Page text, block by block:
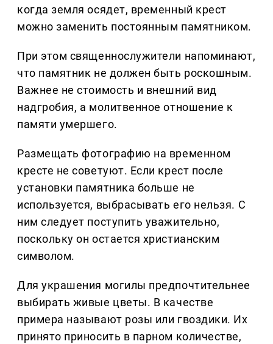
когда земля осядет, временный крест
можно заменить постоянным памятником.
При этом священнослужители напоминают,
что памятник не должен быть роскошным.
Важнее не стоимость и внешний вид
надгробия, а молитвенное отношение к
памяти умершего.
Размещать фотографию на временном
кресте не советуют. Если крест после
установки памятника больше не
используется, выбрасывать его нельзя. С
ним следует поступить уважительно,
поскольку он остается христианским
символом.
Для украшения могилы предпочтительнее
выбирать живые цветы. В качестве
примера называют розы или гвоздики. Их
принято приносить в парном количестве,